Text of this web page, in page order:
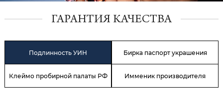
ГАРАНТИЯ КАЧЕСТВА
Подлинность УИН Бирка паспорт украшения
Клеймо пробирной палаты РФ Имменик производителя